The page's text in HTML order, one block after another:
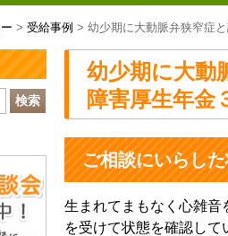
> 受給事例 > 幼少期に大動脈弁狭窄症
幼少期に大動
障害厚生年金
ご相談にいらし
生まれてまもなく心雑音
を受けて状態を確認し
検索